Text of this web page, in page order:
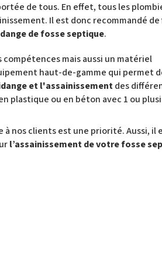
de tous. En effet, tous les
Il est donc recommandé de
de fosse septique.
compétences mais aussi un matériel
haut-de-gamme qui permet
et l'assainissementdes
plastique ou en béton avec 1 ou
nos clients est une priorité. Aussi, il
l’assainissement de votre fosse